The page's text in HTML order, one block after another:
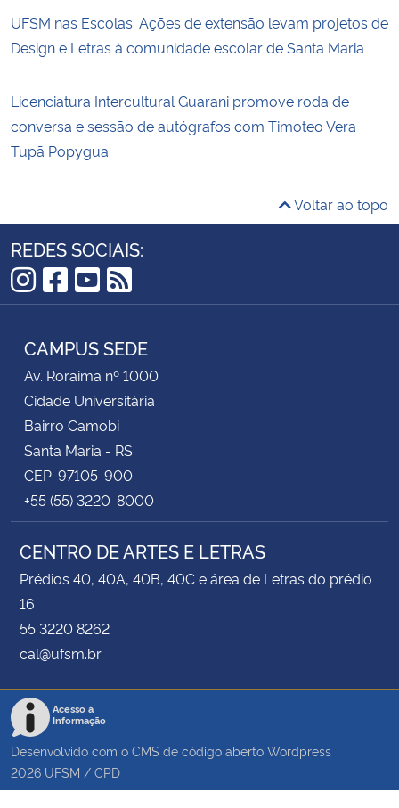
UFSM nas Escolas: Ações de extensão levam projetos de
Design e Letras à comunidade escolar de Santa Maria
Licenciatura Intercultural Guarani promove roda de
conversa e sessão de autógrafos com Timoteo Vera
Tupã Popygua
Voltar ao topo
REDES SOCIAIS:
Instagram
Facebook
YouTube
RSS
CAMPUS SEDE
Av. Roraima nº 1000
Cidade Universitária
Bairro Camobi
Santa Maria - RS
CEP: 97105-900
+55 (55) 3220-8000
CENTRO DE ARTES E LETRAS
Prédios 40, 40A, 40B, 40C e área de Letras do prédio
16
55 3220 8262
cal@ufsm.br
Acesso à
Informação
Desenvolvido com o CMS de código aberto Wordpress
2026 UFSM / CPD